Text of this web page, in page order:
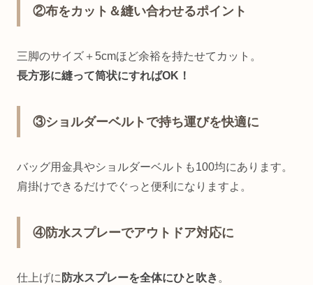
②布をカット＆縫い合わせるポイント
三脚のサイズ＋5cmほど余裕を持たせてカット。
長方形に縫って筒状にすればOK！
③ショルダーベルトで持ち運びを快適に
バッグ用金具やショルダーベルトも100均にあります。
肩掛けできるだけでぐっと便利になりますよ。
④防水スプレーでアウトドア対応に
仕上げに 防水スプレーを全体にひと吹き。